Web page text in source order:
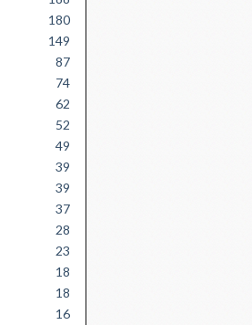
180
149
87
74
62
52
49
39
39
37
28
23
18
18
16